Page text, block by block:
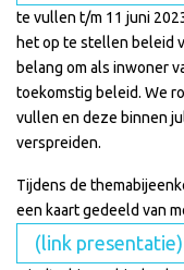
te vullen t/m 11 juni
het op te stellen beleid
belang om als inwoner
toekomstig beleid. We
vullen en deze binnen
verspreiden.
Tijdens de
een kaart gedeeld van
(link presentatie)